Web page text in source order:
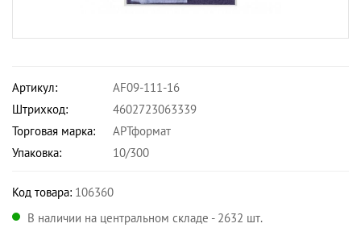
Артикул:
AF09-111-16
Штрихкод:
4602723063339
Торговая марка:
АРТформат
Упаковка:
10/300
Код товара: 106360
В наличии на центральном складе - 2632 шт.